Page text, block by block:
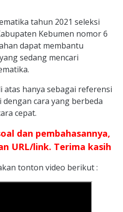
tahun 2021 seleksi
Kebumen nomor 6
dapat membantu
sedang mencari
atas hanya sebagai referensi
dengan cara yang berbeda
cepat.
dan pembahasannya,
URL/link. Terima kasih
tonton video berikut :